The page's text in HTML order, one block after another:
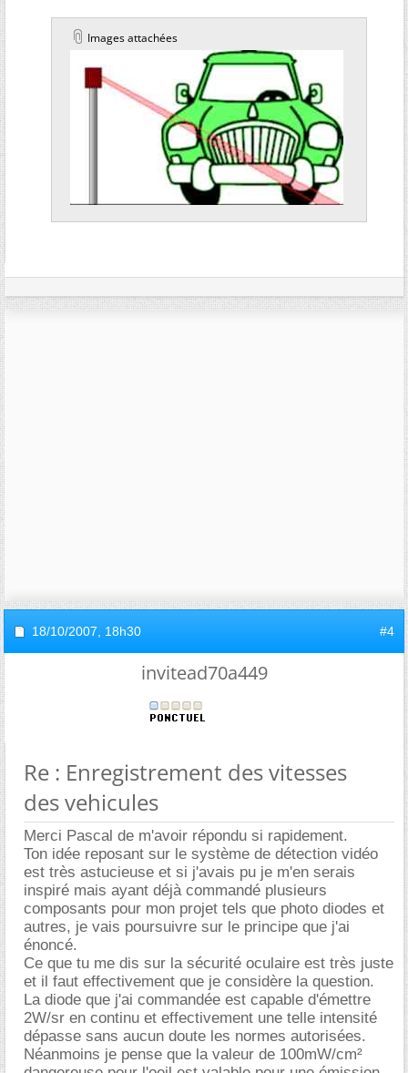
Images attachées
18/10/2007, 18h30 #4
invitead70a449
Re : Enregistrement des vitesses
des vehicules
Merci Pascal de m'avoir répondu si rapidement.
Ton idée reposant sur le système de détection vidéo
est très astucieuse et si j'avais pu je m'en serais
inspiré mais ayant déjà commandé plusieurs
composants pour mon projet tels que photo diodes et
autres, je vais poursuivre sur le principe que j'ai
énoncé.
Ce que tu me dis sur la sécurité oculaire est très juste
et il faut effectivement que je considère la question.
La diode que j'ai commandée est capable d'émettre
2W/sr en continu et effectivement une telle intensité
dépasse sans aucun doute les normes autorisées.
Néanmoins je pense que la valeur de 100mW/cm²